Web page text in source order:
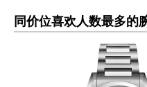
同价位喜欢人数最多的